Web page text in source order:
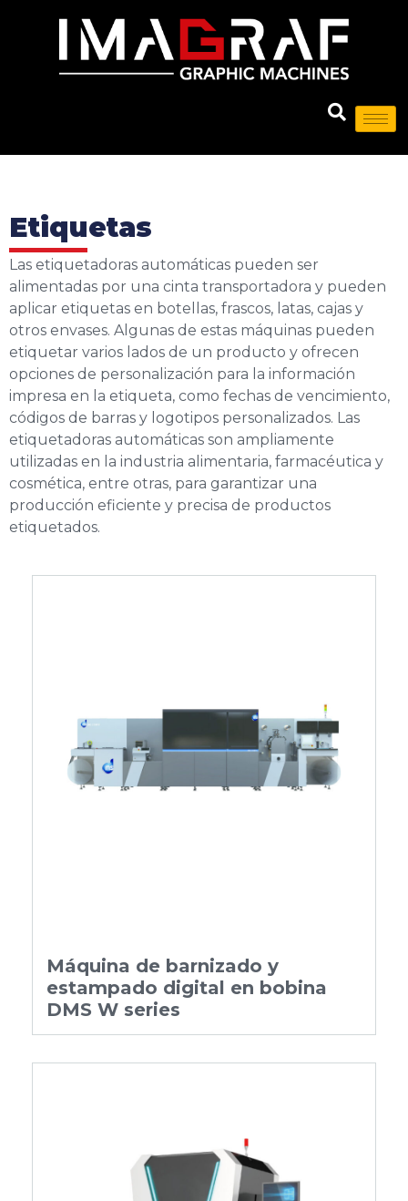
Etiquetas
Las etiquetadoras automáticas pueden ser
alimentadas por una cinta transportadora y pueden
aplicar etiquetas en botellas, frascos, latas, cajas y
otros envases. Algunas de estas máquinas pueden
etiquetar varios lados de un producto y ofrecen
opciones de personalización para la información
impresa en la etiqueta, como fechas de vencimiento,
códigos de barras y logotipos personalizados. Las
etiquetadoras automáticas son ampliamente
utilizadas en la industria alimentaria, farmacéutica y
cosmética, entre otras, para garantizar una
producción eficiente y precisa de productos
etiquetados.
Máquina de barnizado y
estampado digital en bobina
DMS W series